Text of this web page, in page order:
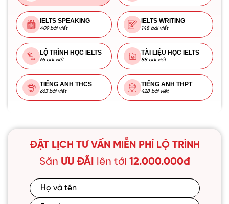
IELTS SPEAKING
409 bài viết
IELTS WRITING
148 bài viết
LỘ TRÌNH HỌC IELTS
65 bài viết
TÀI LIỆU HỌC IELTS
88 bài viết
TIẾNG ANH THCS
663 bài viết
TIẾNG ANH THPT
428 bài viết
ĐẶT LỊCH TƯ VẤN MIỄN PHÍ LỘ TRÌNH
Săn ƯU ĐÃI lên tới 12.000.000đ